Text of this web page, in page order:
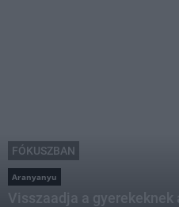
FÓKUSZBAN
Aranyanyu
Visszaadja a